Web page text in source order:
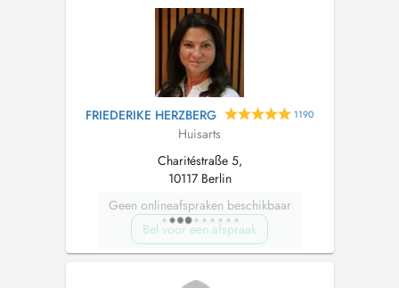
FRIEDERIKE HERZBERG 1190
Huisarts
Charitéstraße 5,
10117 Berlin
Geen onlineafspraken beschikbaar
Bel voor een afspraak